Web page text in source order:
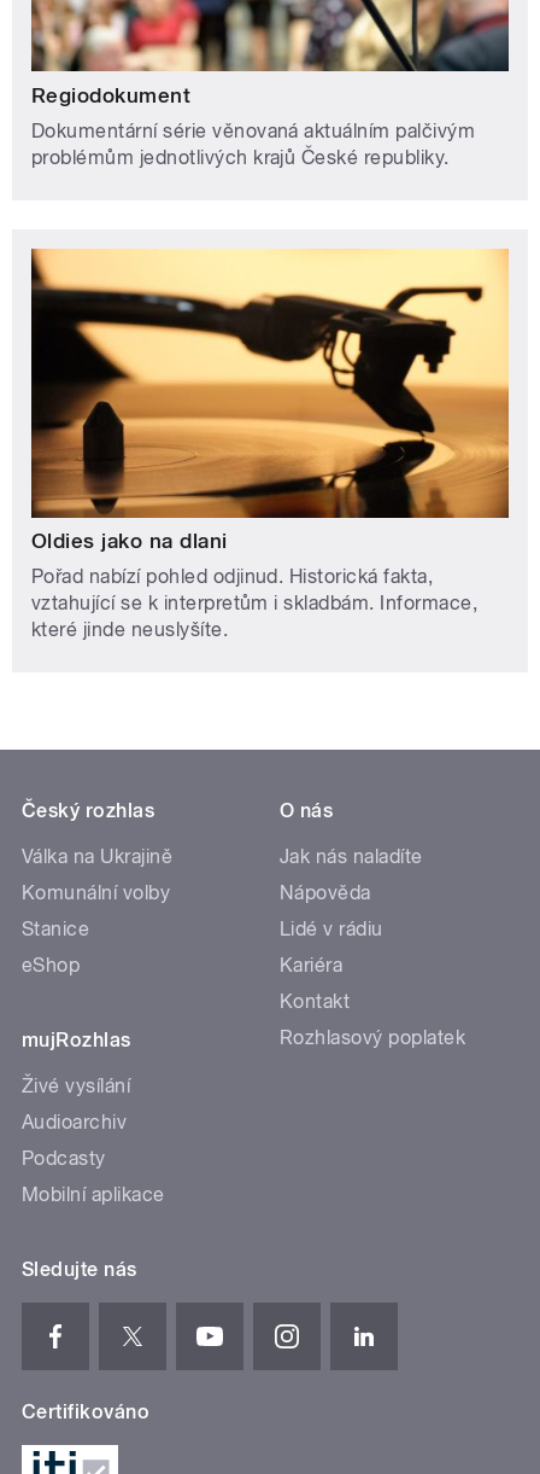
Regiodokument
Dokumentární série věnovaná aktuálním palčivým
problémům jednotlivých krajů České republiky.
Oldies jako na dlani
Pořad nabízí pohled odjinud. Historická fakta,
vztahující se k interpretům i skladbám. Informace,
které jinde neuslyšíte.
Český rozhlas
Válka na Ukrajině
Komunální volby
Stanice
eShop
mujRozhlas
Živé vysílání
Audioarchiv
Podcasty
Mobilní aplikace
O nás
Jak nás naladíte
Nápověda
Lidé v rádiu
Kariéra
Kontakt
Rozhlasový poplatek
Sledujte nás
Certifikováno